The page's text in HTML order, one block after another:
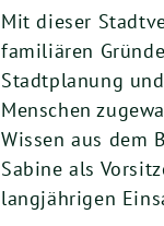
Mit dieser
familiären
Stadtplanung
Menschen
Wissen aus dem
Sabine als
langjährigen